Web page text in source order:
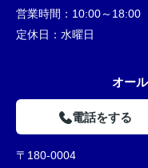
営業時間： 10:00～18:00
定休日： 水曜日
オー
電話をする
〒180-0004